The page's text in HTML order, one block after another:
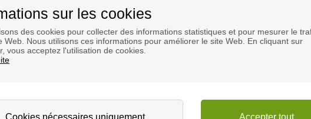
sur les cookies
des cookies pour collecter des informations statistiques et pour mesurer le
Web. Nous utilisons ces informations pour améliorer le site Web. En cliquant sur
vous acceptez l'utilisation de cookies.